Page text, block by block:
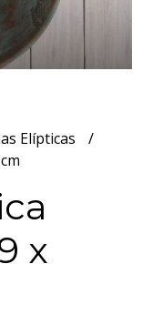
Elípticas
x